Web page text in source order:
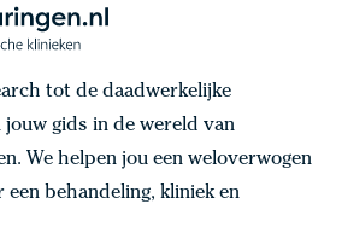
tot de daadwerkelijke
gids in de wereld van
We helpen jou een weloverwogen
een behandeling, kliniek en